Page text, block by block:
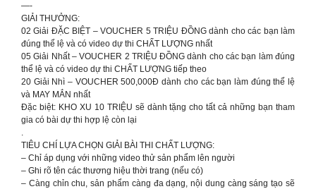
—-
GIẢI THƯỞNG:
02 Giải ĐẶC BIỆT – VOUCHER 5 TRIỆU ĐỒNG dành cho các bạn làm
đúng thể lệ và có video dự thi CHẤT LƯỢNG nhất
05 Giải Nhất – VOUCHER 2 TRIỆU ĐỒNG dành cho các bạn làm đúng
thể lệ và có video dự thi CHẤT LƯỢNG tiếp theo
20 Giải Nhì – VOUCHER 500,000Đ dành cho các bạn làm đúng thể lệ
và MAY MẮN nhất
Đặc biệt: KHO XU 10 TRIỆU sẽ dành tặng cho tất cả những bạn tham
gia có bài dự thi hợp lệ còn lại
.
TIÊU CHÍ LỰA CHỌN GIẢI BÀI THI CHẤT LƯỢNG:
– Chỉ áp dụng với những video thử sản phẩm lên người
– Ghi rõ tên các thương hiệu thời trang (nếu có)
– Càng chỉn chu, sản phẩm càng đa dạng, nội dung càng sáng tạo sẽ